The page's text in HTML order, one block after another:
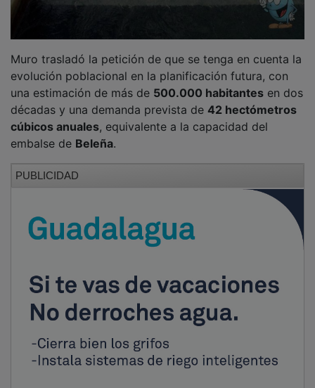
evolución poblacional en la planificación futura, con
una estimación de más de500.000 habitantesen dos
décadas y una demanda prevista de42 hectómetros
cúbicos anuales, equivalente a la capacidad del
embalse deBeleña.